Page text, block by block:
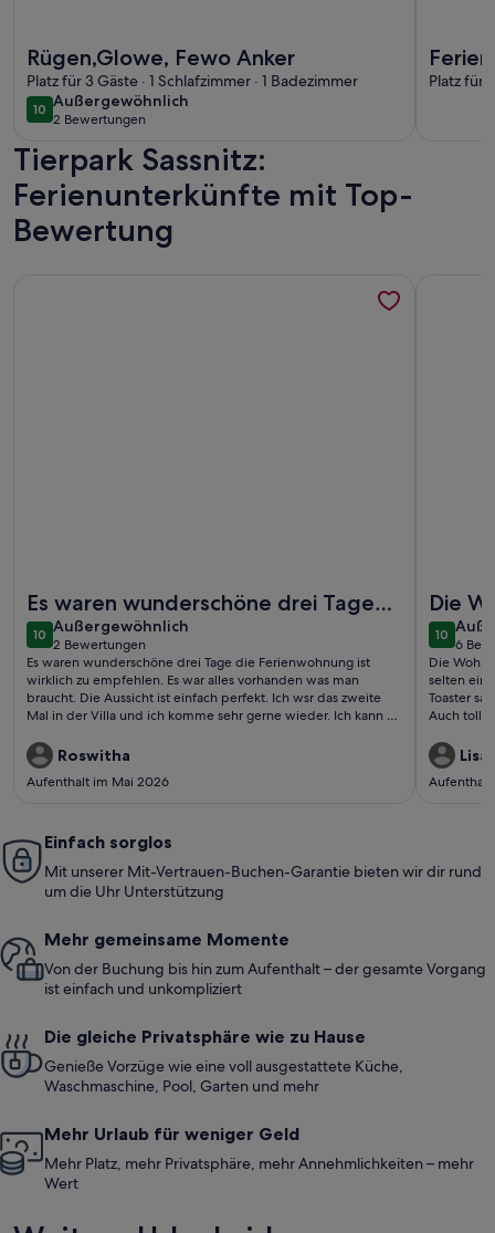
Rügen,Glowe, Fewo Anker
Platz für 3 Gäste · 1 Schlafzimmer · 1 Badezimmer
1010 von 10
Außergewöhnlich
außergewöhnlich
2 Bewertungen
(2
bewertungen)
Platz für
Tierpark Sassnitz:
Ferienunterkünfte mit Top-
Bewertung
Es waren wunderschöne drei Tage
die Ferienwohnung ist wirklich zu
empfehlen. Es war alles vorhande..
1010 von 10
Außergewöhnlich
außergewöhnlich
2 Bewertungen
(2
bewertungen)
Es waren wunderschöne drei Tage die Ferienwohnung ist
wirklich zu empfehlen. Es war alles vorhanden was man
braucht. Die Aussicht ist einfach perfekt. Ich wsr das zweite
Mal in der Villa und ich komme sehr gerne wieder. Ich kann es
Roswitha
Aufenthalt im Mai 2026
Weitere Infos zu FeWo Dwarslöper - Balkon, Sauna,
Die
selten
1010 von
6
(6
Die
selten
Toaster
Auch toll
wirklich
Lisa
Einfach sorglos
Mit unserer Mit-Vertrauen-Buchen-Garantie bieten wir dir rund
um die Uhr Unterstützung
Mehr gemeinsame Momente
Von der Buchung bis hin zum Aufenthalt – der gesamte Vorgang
ist einfach und unkompliziert
Die gleiche Privatsphäre wie zu Hause
Genieße Vorzüge wie eine voll ausgestattete Küche,
Waschmaschine, Pool, Garten und mehr
Mehr Urlaub für weniger Geld
Mehr Platz, mehr Privatsphäre, mehr Annehmlichkeiten – mehr
Wert